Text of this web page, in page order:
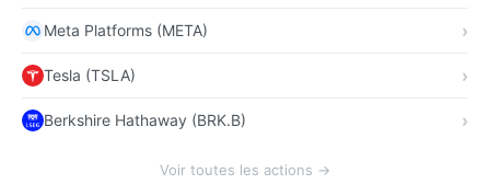
Meta Platforms (META)
Tesla (TSLA)
Berkshire Hathaway (BRK.B)
Voir toutes les actions →